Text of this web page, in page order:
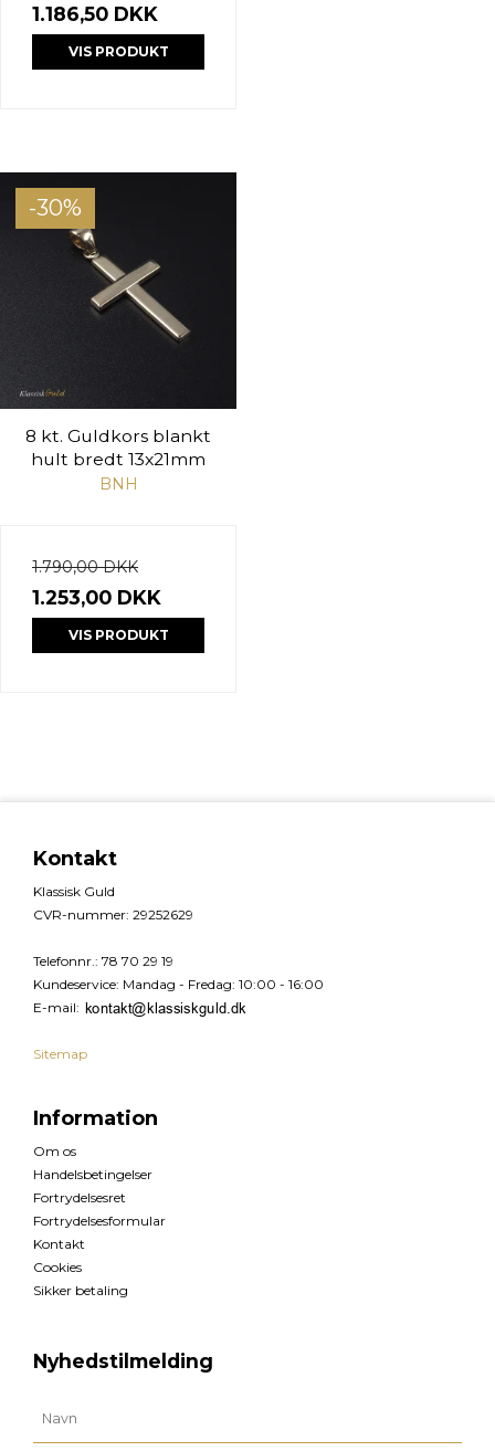
1.186,50 DKK
VIS PRODUKT
-30%
8 kt. Guldkors blankt
hult bredt 13x21mm
BNH
1.790,00 DKK
1.253,00 DKK
VIS PRODUKT
Kontakt
Klassisk Guld
CVR-nummer: 29252629
Telefonnr.: 78 70 29 19
Kundeservice: Mandag - Fredag: 10:00 - 16:00
E-mail:
Sitemap
Information
Om os
Handelsbetingelser
Fortrydelsesret
Fortrydelsesformular
Kontakt
Cookies
Sikker betaling
Nyhedstilmelding